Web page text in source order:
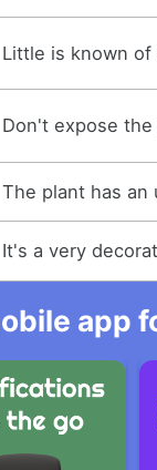
Little is known
Don't expose
The plant has an
It's a very
app